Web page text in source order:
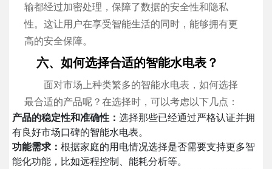
输都经过加密处理，保障了数据的安全性和隐私
性。这让用户在享受智能生活的同时，能够拥有更
高的安全保障。
六、如何选择合适的智能水电表？
面对市场上种类繁多的智能水电表，如何选择
最合适的产品呢？在选择时，可以考虑以下几点：
产品的稳定性和准确性： 选择那些已经通过严格认证并拥
有良好市场口碑的智能水电表。
功能需求： 根据家庭的用电情况选择是否需要支持更多智
能化功能，比如远程控制、能耗分析等。